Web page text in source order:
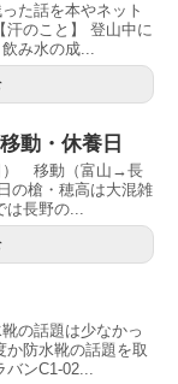
た話を本やネット
汗のこと】 登山中に
み水の成...
動・休養日
） 移動（富山→長
の槍・穂高は大混雑
は長野の...
の話題は少なかっ
か防水靴の話題を取
バンC1-02...